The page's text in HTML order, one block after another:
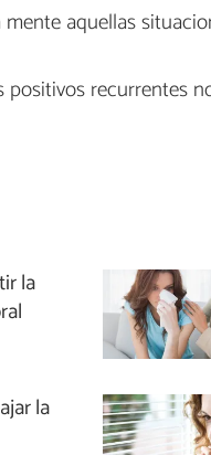
aquellas
recurrentes
la
la